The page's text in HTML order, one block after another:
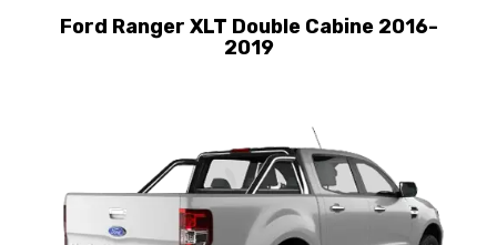
Ford Ranger XLT Double Cabine 2016-
2019